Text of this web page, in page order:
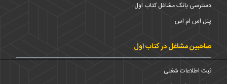
دسترسی بانک مشاغل کتاب اول
پنل اس ام اس
صاحبین مشاغل در کتاب اول
ثبت اطلاعات شغلی